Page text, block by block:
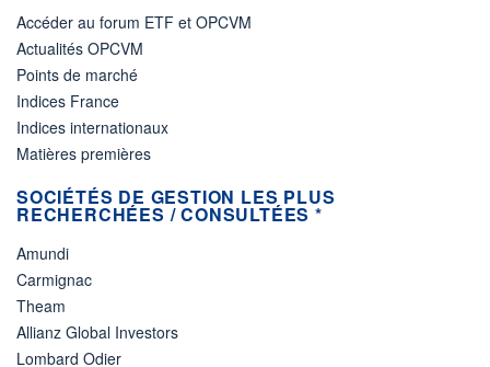
Accéder au forum ETF et OPCVM
Actualités OPCVM
Points de marché
Indices France
Indices internationaux
Matières premières
SOCIÉTÉS DE GESTION LES PLUS
RECHERCHÉES / CONSULTÉES *
Amundi
Carmignac
Theam
Allianz Global Investors
Lombard Odier